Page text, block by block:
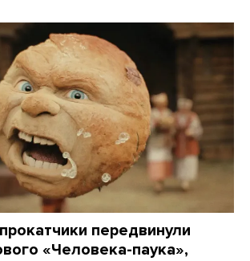
передвинули
«Человека-паука»,